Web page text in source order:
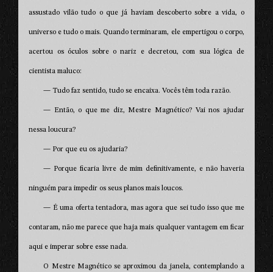
assustado vilão tudo o que já haviam descoberto sobre a vida, o
universo e tudo o mais. Quando terminaram, ele empertigou o corpo,
acertou os óculos sobre o nariz e decretou, com sua lógica de
cientista maluco:
— Tudo faz sentido, tudo se encaixa. Vocês têm toda razão.
— Então, o que me diz, Mestre Magnético? Vai nos ajudar
nessa loucura?
— Por que eu os ajudaria?
— Porque ficaria livre de mim definitivamente, e não haveria
ninguém para impedir os seus planos mais loucos.
— É uma oferta tentadora, mas agora que sei tudo isso que me
contaram, não me parece que haja mais qualquer vantagem em ficar
aqui e imperar sobre esse nada.
O Mestre Magnético se aproximou da janela, contemplando a